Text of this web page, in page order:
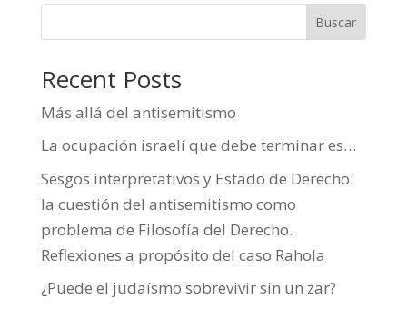
Buscar
Recent Posts
Más allá del antisemitismo
La ocupación israelí que debe terminar es…
Sesgos interpretativos y Estado de Derecho:
la cuestión del antisemitismo como
problema de Filosofía del Derecho.
Reflexiones a propósito del caso Rahola
¿Puede el judaísmo sobrevivir sin un zar?